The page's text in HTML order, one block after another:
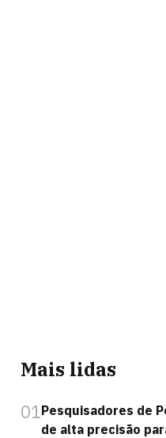
Mais lidas
01Pesquisadores de
de alta precisão